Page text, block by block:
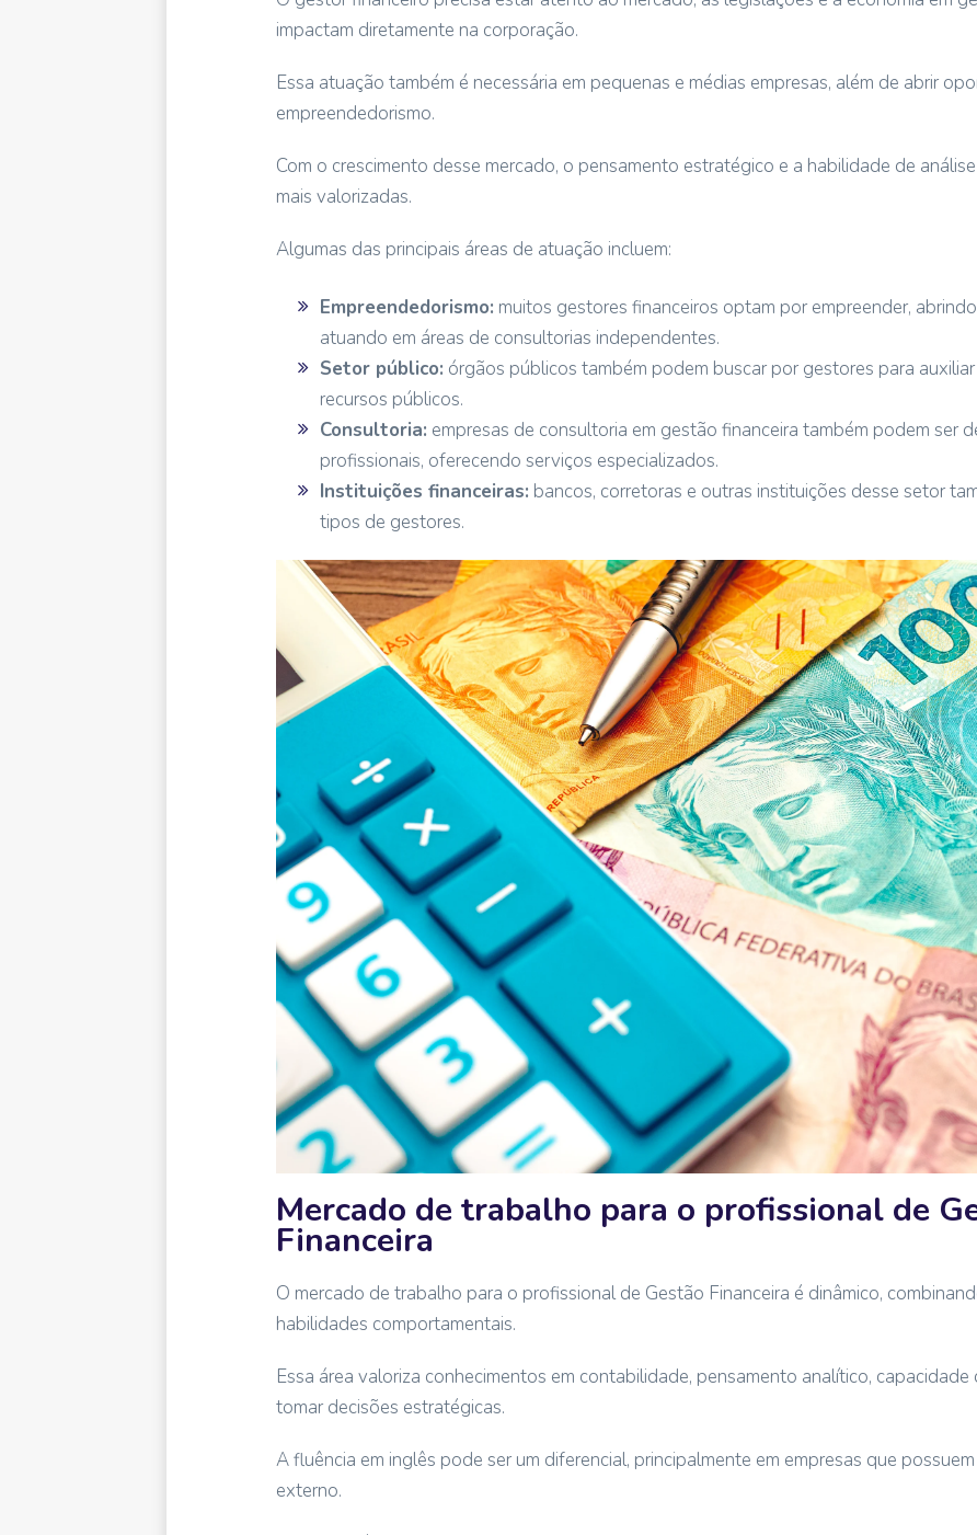
impactam diretamente na corporação.
Essa atuação também é necessária em pequenas e médias empresas, além de abrir
empreendedorismo.
Com o crescimento desse mercado, o pensamento estratégico e a habilidade de
mais valorizadas.
Algumas das principais áreas de atuação incluem:
Empreendedorismo: muitos gestores financeiros optam por empreender,
atuando em áreas de consultorias independentes.
Setor público: órgãos públicos também podem buscar por gestores para
recursos públicos.
Consultoria: empresas de consultoria em gestão financeira também podem ser
profissionais, oferecendo serviços especializados.
Instituições financeiras: bancos, corretoras e outras instituições desse setor
tipos de gestores.
Mercado de trabalho para o profissional de
Financeira
O mercado de trabalho para o profissional de Gestão Financeira é dinâmico,
habilidades comportamentais.
Essa área valoriza conhecimentos em contabilidade, pensamento analítico,
tomar decisões estratégicas.
A fluência em inglês pode ser um diferencial, principalmente em empresas que
externo.